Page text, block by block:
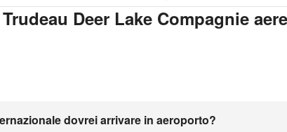
Deer Lake Compagnie
dovrei arrivare in aeroporto?